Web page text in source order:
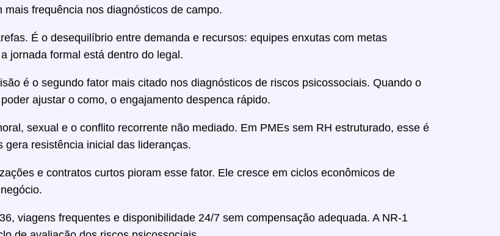
frequência nos diagnósticos de campo.
É o desequilíbrio entre demanda e recursos: equipes enxutas com metas
jornada formal está dentro do legal.
é o segundo fator mais citado nos diagnósticos de riscos psicossociais. Quando o
ajustar o como, o engajamento despenca rápido.
sexual e o conflito recorrente não mediado. Em PMEs sem RH estruturado, esse é
resistência inicial das lideranças.
e contratos curtos pioram esse fator. Ele cresce em ciclos econômicos de
viagens frequentes e disponibilidade 24/7 sem compensação adequada. A NR-1